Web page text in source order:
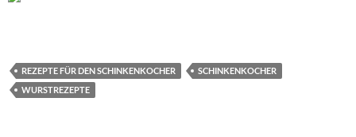
REZEPTE FÜR DEN SCHINKENKOCHER
SCHINKENKOCHER
WURSTREZEPTE